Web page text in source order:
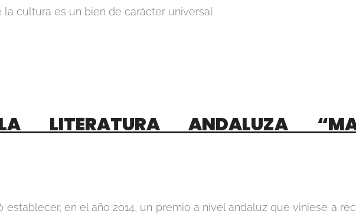
cultura es un bien de carácter universal.
LITERATURA ANDALUZA
en el año 2014, un premio a nivel andaluz que viniese a